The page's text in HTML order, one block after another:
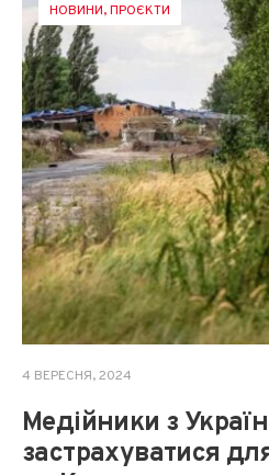
НОВИНИ,ПРОЄКТИ
4 ВЕРЕСНЯ, 2024
Медійники з
застрахуватися